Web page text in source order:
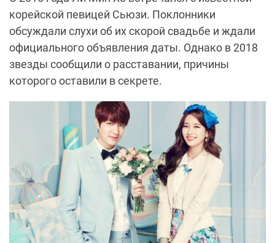
корейской певицей Сьюзи. Поклонники
обсуждали слухи об их скорой свадьбе и ждали
официального объявления даты. Однако в 2018
звезды сообщили о расставании, причины
которого оставили в секрете.